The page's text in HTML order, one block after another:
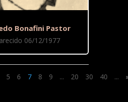
Bonafini Pastor
06/12/1977
5 6 7 8 9 ... 20 30 40 ...